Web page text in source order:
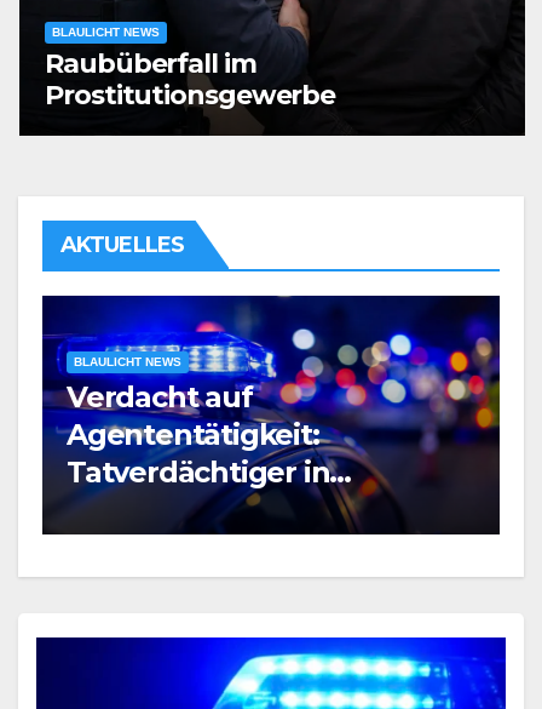
BLAULICHT NEWS
Raubüberfall im
Prostitutionsgewerbe
AKTUELLES
BLAULICHT NEWS
Verdacht auf
Agententätigkeit:
Tatverdächtiger in
Untersuchungshaft